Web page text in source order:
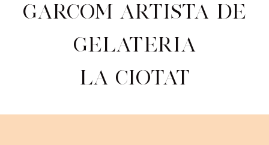
Garcom artista de
gelateria
La Ciotat